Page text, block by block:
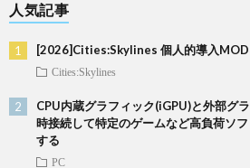
人気記事
[2026]Cities:Skylines 個人的導入
Cities:Skylines
CPU内蔵グラフィック(iGPU)と外部グ
時接続して特定のゲームなど高負荷ソ
する
PC